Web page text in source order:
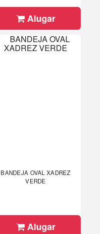
Alugar
BANDEJA OVAL XADREZ
VERDE
Alugar